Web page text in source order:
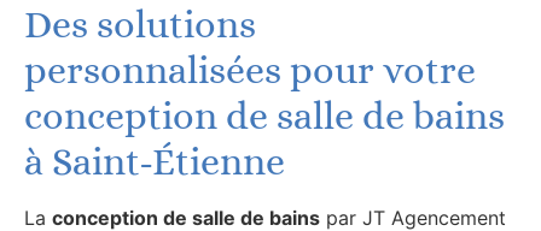
Des solutions
personnalisées pour votre
conception de salle de bains
à Saint-Étienne
La conception de salle de bains par JT Agencement